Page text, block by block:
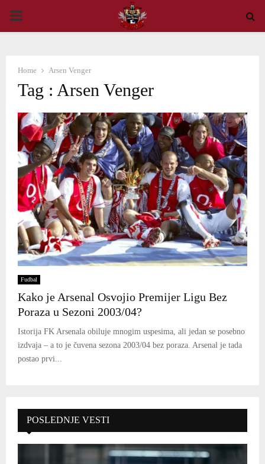
PRIMARY
Home Arsen Venger
Tag : Arsen Venger
Fudbal
Kako je Arsenal Osvojio Premijer Ligu Bez
Poraza u Sezoni 2003/04?
Istorija FK Arsenala obiluje mnogim uspesima, ali jedan se posebno
izdvaja – a to je čuvena sezona 2003/04 bez poraza. Arsenal je tada
postao prvi...
POSLEDNJE VESTI